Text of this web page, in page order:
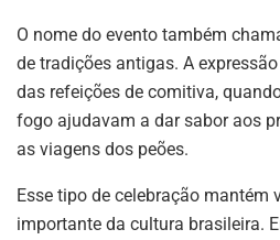
O nome do evento também
de tradições antigas. A
das refeições de comitiva,
fogo ajudavam a dar sabor aos
as viagens dos peões.
Esse tipo de celebração mantém
importante da cultura brasileira.